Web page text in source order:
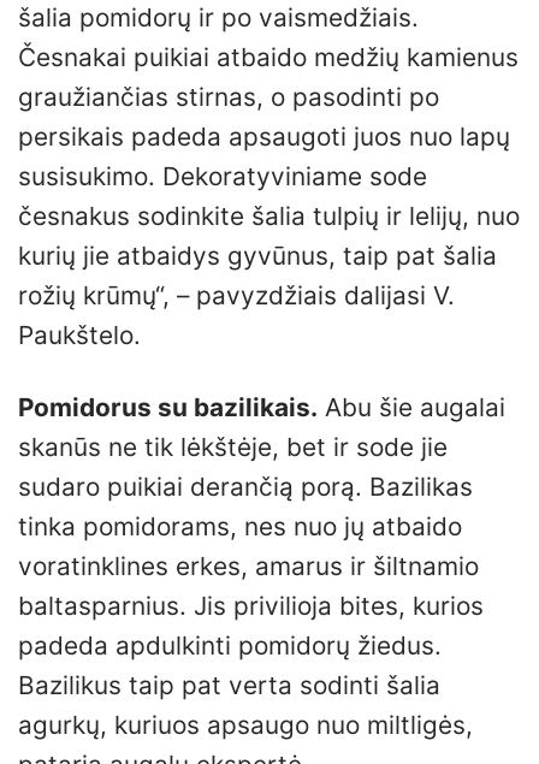
šalia pomidorų ir po vaismedžiais.
Česnakai puikiai atbaido medžių kamienus
graužiančias stirnas, o pasodinti po
persikais padeda apsaugoti juos nuo lapų
susisukimo. Dekoratyviniame sode
česnakus sodinkite šalia tulpių ir lelijų, nuo
kurių jie atbaidys gyvūnus, taip pat šalia
rožių krūmų“, – pavyzdžiais dalijasi V.
Paukštelo.
Pomidorus su bazilikais. Abu šie augalai
skanūs ne tik lėkštėje, bet ir sode jie
sudaro puikiai derančią porą. Bazilikas
tinka pomidorams, nes nuo jų atbaido
voratinklines erkes, amarus ir šiltnamio
baltasparnius. Jis privilioja bites, kurios
padeda apdulkinti pomidorų žiedus.
Bazilikus taip pat verta sodinti šalia
agurkų, kuriuos apsaugo nuo miltligės,